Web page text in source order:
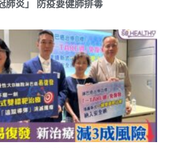
肺炎」 防疫要健肺排毒